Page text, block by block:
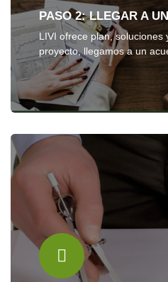
PASO 2: LLEGAR A
LIVI ofrece plan, soluciones
proyecto, llegamos a un